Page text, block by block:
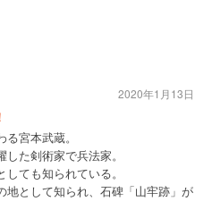
宮本武蔵。
た剣術家で兵法家。
ても知られている。
地として知られ、石碑「山牢跡」が
2020年1月13日